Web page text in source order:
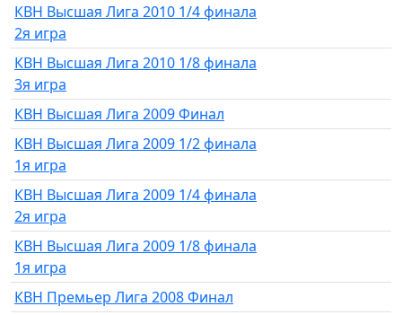
КВН Высшая Лига 2010 1/4 финала
2я игра
КВН Высшая Лига 2010 1/8 финала
3я игра
КВН Высшая Лига 2009 Финал
КВН Высшая Лига 2009 1/2 финала
1я игра
КВН Высшая Лига 2009 1/4 финала
2я игра
КВН Высшая Лига 2009 1/8 финала
1я игра
КВН Премьер Лига 2008 Финал